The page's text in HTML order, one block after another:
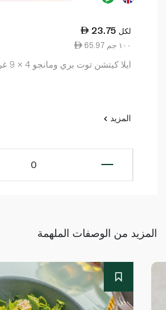
23.75 لكل
65.97 ١٠٠ جم
ايلا كيتشن توت بري ومانجو 4 × 9 غرام
المزيد
0
المزيد من الوصفات الملهمة